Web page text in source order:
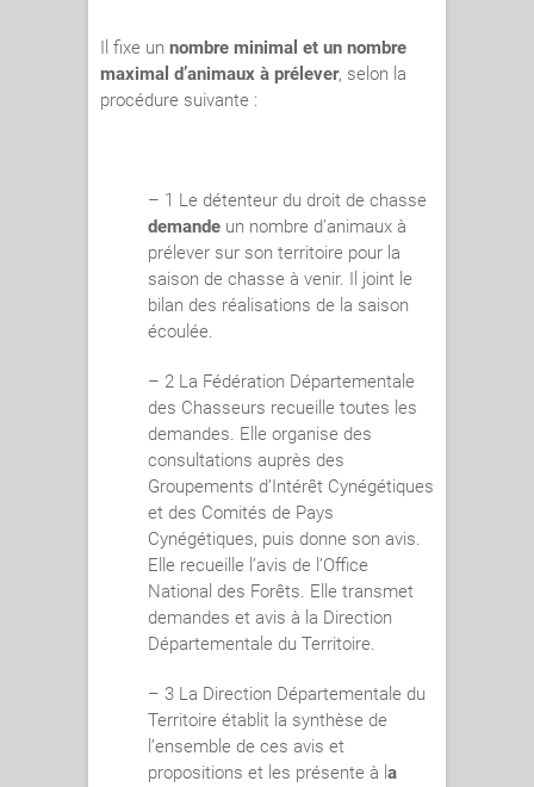
Il fixe un nombre minimal et un nombre
maximal d’animaux à prélever, selon la
procédure suivante :
– 1 Le détenteur du droit de chasse
demande un nombre d’animaux à
prélever sur son territoire pour la
saison de chasse à venir. Il joint le
bilan des réalisations de la saison
écoulée.
– 2 La Fédération Départementale
des Chasseurs recueille toutes les
demandes. Elle organise des
consultations auprès des
Groupements d’Intérêt Cynégétiques
et des Comités de Pays
Cynégétiques, puis donne son avis.
Elle recueille l’avis de l’Office
National des Forêts. Elle transmet
demandes et avis à la Direction
Départementale du Territoire.
– 3 La Direction Départementale du
Territoire établit la synthèse de
l’ensemble de ces avis et
propositions et les présente à l a